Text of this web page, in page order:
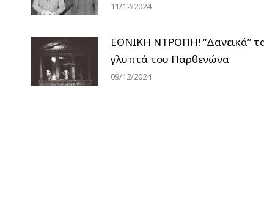
11/12/2024
ΕΘΝΙΚΗ ΝΤΡΟΠΗ! “Δανεικά”
γλυπτά του Παρθενώνα
09/12/2024